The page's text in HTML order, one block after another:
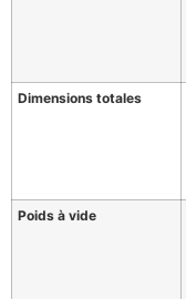
Dimensions totales
Poids à vide